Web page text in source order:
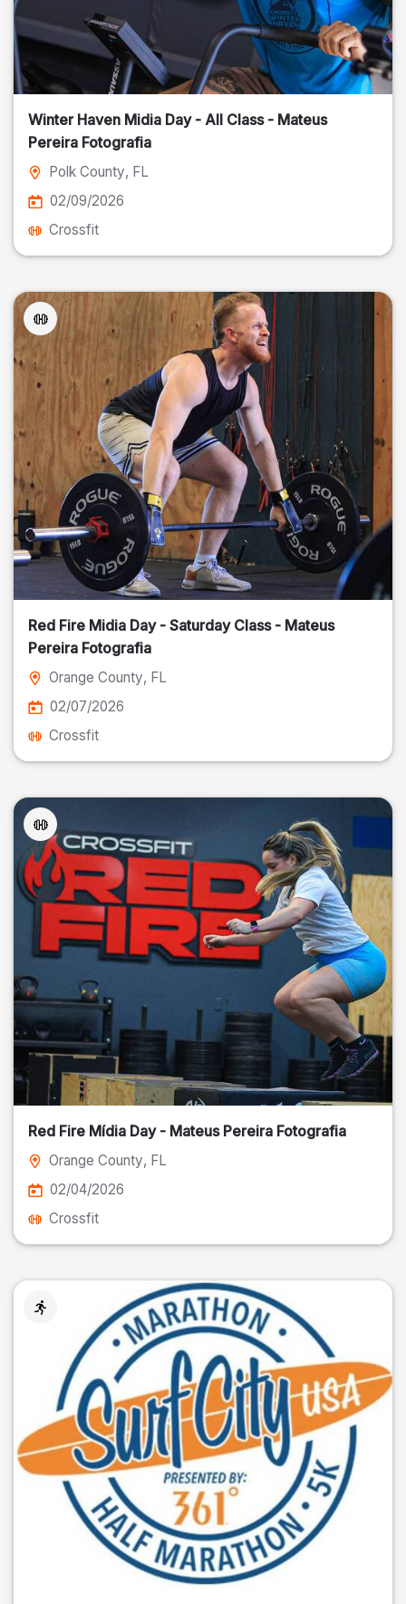
Winter Haven Midia Day - All Class - Mateus
Pereira Fotografia
Polk County, FL
02/09/2026
Crossfit
Red Fire Midia Day - Saturday Class - Mateus
Pereira Fotografia
Orange County, FL
02/07/2026
Crossfit
Red Fire Mídia Day - Mateus Pereira Fotografia
Orange County, FL
02/04/2026
Crossfit